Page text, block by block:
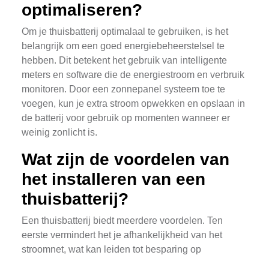
optimaliseren?
Om je thuisbatterij optimalaal te gebruiken, is het
belangrijk om een goed energiebeheerstelsel te
hebben. Dit betekent het gebruik van intelligente
meters en software die de energiestroom en verbruik
monitoren. Door een zonnepanel systeem toe te
voegen, kun je extra stroom opwekken en opslaan in
de batterij voor gebruik op momenten wanneer er
weinig zonlicht is.
Wat zijn de voordelen van
het installeren van een
thuisbatterij?
Een thuisbatterij biedt meerdere voordelen. Ten
eerste vermindert het je afhankelijkheid van het
stroomnet, wat kan leiden tot besparing op